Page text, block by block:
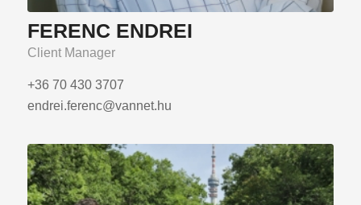
FERENC ENDREI
Client Manager
+36 70 430 3707
endrei.ferenc@vannet.hu